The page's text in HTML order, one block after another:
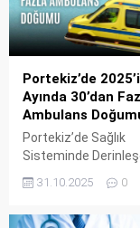
Portekiz’de
Ayında 30’dan
Ambulans
Portekiz’de Sağlık
Sisteminde
son yılların en zorlu
31.10.2025 0